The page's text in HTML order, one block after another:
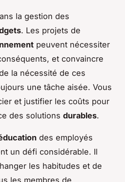
la gestion des
. Les projets de
peuvent nécessiter
et convaincre
la nécessité de ces
une tâche aisée. Vous
et justifier les coûts pour
des solutions durables.
des employés
un défi considérable. Il
les habitudes et de